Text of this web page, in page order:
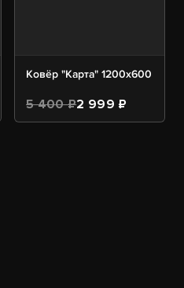
Ковёр "Карта" 1200х600
5 400 ₽2 999 ₽